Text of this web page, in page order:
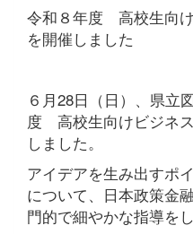
令和８年度 高校生向
を開催しました
６月28日（日）、県立
度 高校生向けビジネ
しました。
アイデアを生み出すポ
について、日本政策金
門的で細やかな指導を